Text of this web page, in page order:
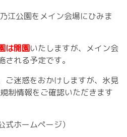
江公園をメイン会場にひみま
は開園いたしますが、メイン会
れる予定です。
ご迷惑をおかけしますが、氷見
制情報をご確認いただきます
ホームページ）